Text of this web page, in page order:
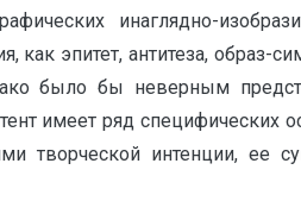
инаглядно-
как эпитет, антитеза,
было бы неверным
имеет ряд специфических
творческой интенции, ее